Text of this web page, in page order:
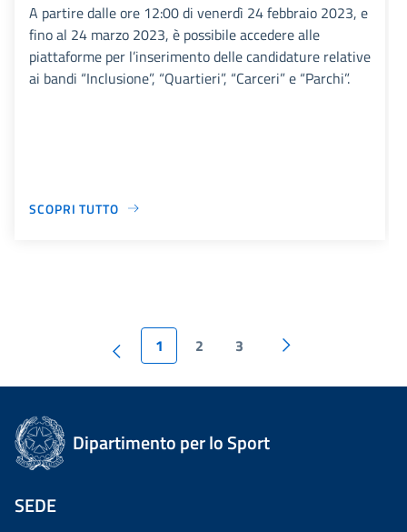
A partire dalle ore 12:00 di venerdì 24 febbraio 2023, e
fino al 24 marzo 2023, è possibile accedere alle
piattaforme per l’inserimento delle candidature relative
ai bandi “Inclusione”, “Quartieri”, “Carceri” e “Parchi”.
SCOPRI TUTTO
1 2 3
Dipartimento per lo Sport
SEDE